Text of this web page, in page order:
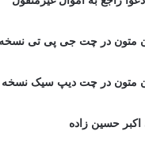
متون در چت جی پی تی نسخه
متون در چت دیپ سیک نسخه
حسین زاده